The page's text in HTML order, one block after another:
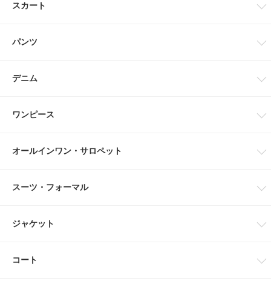
スカート
パンツ
デニム
ワンピース
オールインワン・サロペット
スーツ・フォーマル
ジャケット
コート